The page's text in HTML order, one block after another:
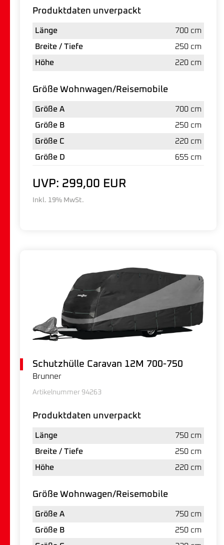
Produktdaten unverpackt
Länge
700 cm
Breite / Tiefe
250 cm
Höhe
220 cm
Größe Wohnwagen/Reisemobile
Größe A
700 cm
Größe B
250 cm
Größe C
220 cm
Größe D
655 cm
UVP: 299,00 EUR
Inkl. 19% MwSt.
Schutzhülle Caravan 12M 700-750
Brunner
Artikelnummer 94263
Produktdaten unverpackt
Länge
750 cm
Breite / Tiefe
250 cm
Höhe
220 cm
Größe Wohnwagen/Reisemobile
Größe A
750 cm
Größe B
250 cm